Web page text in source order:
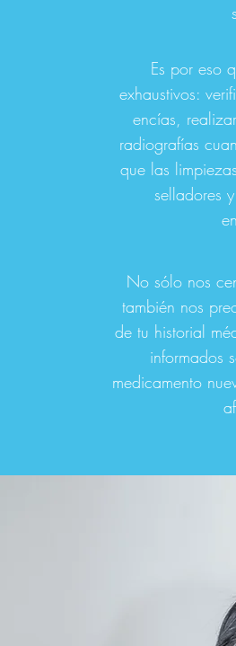
Es por eso
exhaustivos:
encías,
radiografías
que las
selladores
No sólo nos
también nos
de tu historial
informados
medicamento